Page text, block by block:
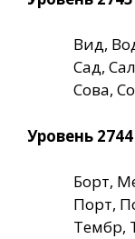
Вид,
Сад,
Сова,
Уровень 2744
Борт,
Порт,
Тембр,